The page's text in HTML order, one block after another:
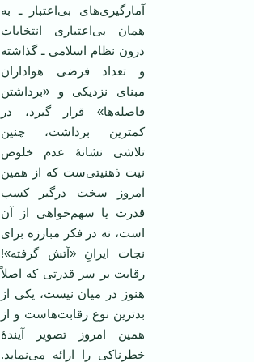
آمارگیری‌های بی‌اعتبار ـ به
همان بی‌اعتباری انتخابات
درون نظام اسلامی ـ گذاشته
و تعداد فرضی هواداران
مبنای نزدیکی و «برداشتن
فاصله‌ها‌» قرار گیرد، در
کمترین برداشت، چنین
تلاشی نشانۀ عدم خلوص
نیت ذهنیتی‌ست که از همین
امروز سخت درگیر کسب
قدرت یا سهم‌خواهی از آن
است، نه در فکر مبارزه برای
نجات ایرانِ «آتش گرفته»!
رقابت بر سر قدرتی که اصلاً
هنوز در میان نیست، یکی از
بدترین نوع رقابت‌هاست و از
همین امروز تصویر آیندۀ
خطرناکی را ارائه می‌نماید.